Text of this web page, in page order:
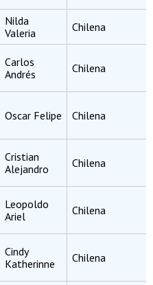
Nilda
Valeria
Chilena
Carlos
Andrés
Chilena
Oscar Felipe Chilena
Cristian
Alejandro
Chilena
Leopoldo
Ariel
Chilena
Cindy
Katherinne
Chilena